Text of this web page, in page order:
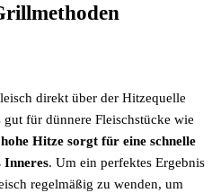
direkt über der Hitzequelle
für dünnere Fleischstücke wie
Hitze sorgt für eine schnelle
Inneres. Um ein perfektes Ergebnis
regelmäßig zu wenden, um